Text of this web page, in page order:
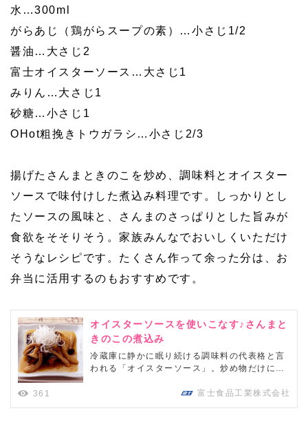
水…300ml
がらあじ（鶏がらスープの素）…小さじ1/2
醤油…大さじ2
富士オイスターソース…大さじ1
みりん…大さじ1
砂糖…小さじ1
OHot粗挽きトウガラシ…小さじ2/3
揚げたさんまときのこを炒め、調味料とオイスター
ソースで味付けした煮込み料理です。しっかりとし
たソースの風味と、さんまのさっぱりとした旨みが
食欲をそそりそう。家族みんなでおいしくいただけ
そうなレシピです。たくさん作って余った分は、お
弁当に活用するのもおすすめです。
オイスターソースを使いこなす♪さんまと
きのこの煮込み
冷蔵庫に静かに眠り続ける調味料の代表格と言
われる「オイスターソース」。炒め物だけに使
色々な使い方もご紹介します♪♪オイスターソー
361 富士食品工業株式会社